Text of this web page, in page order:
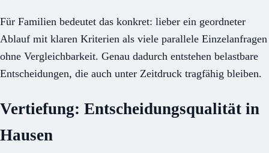
Für Familien bedeutet das konkret: lieber ein geordneter
Ablauf mit klaren Kriterien als viele parallele Einzelanfragen
ohne Vergleichbarkeit. Genau dadurch entstehen belastbare
Entscheidungen, die auch unter Zeitdruck tragfähig bleiben.
Vertiefung: Entscheidungsqualität in
Hausen